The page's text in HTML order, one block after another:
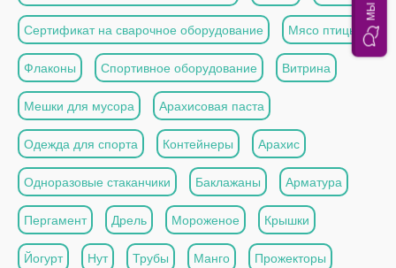
Сертификат на сварочное оборудование Мясо птицы
Флаконы Спортивное оборудование Витрина
Мешки для мусора Арахисовая паста
Одежда для спорта Контейнеры Арахис
Одноразовые стаканчики Баклажаны Арматура
Пергамент Дрель Мороженое Крышки
Йогурт Нут Трубы Манго Прожекторы